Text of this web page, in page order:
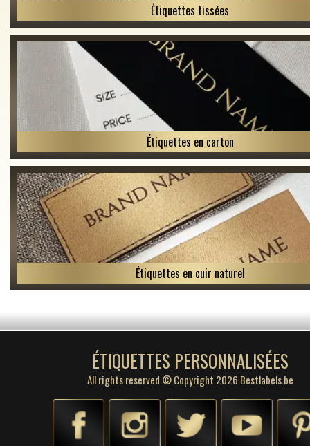
Étiquettes tissées
Étiquettes en carton
Étiquettes en cuir naturel
ÉTIQUETTES PERSONNALISÉES
All rights reserved © Copyright 2026 Bestlabels.be